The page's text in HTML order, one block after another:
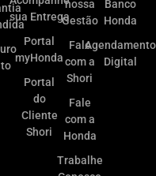
sua Entrega
Portal
myHonda
Portal
do
Cliente
Shori
nossa
Gestão
Fale
com a
Shori
Fale
com a
Honda
Trabalhe
Banco
Honda
Agendamento
Digital